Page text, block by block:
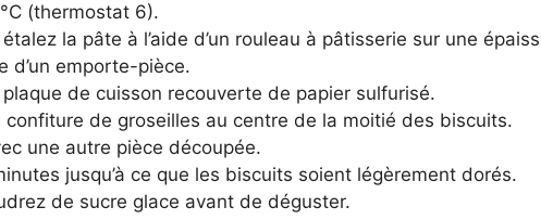
(thermostat 6).
la pâte à l’aide d’un rouleau à pâtisserie sur une
d’un emporte-pièce.
de cuisson recouverte de papier sulfurisé.
de groseilles au centre de la moitié des biscuits.
une autre pièce découpée.
jusqu’à ce que les biscuits soient légèrement dorés.
de sucre glace avant de déguster.